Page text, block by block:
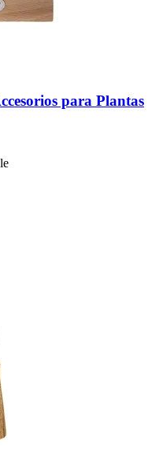
para Plantas